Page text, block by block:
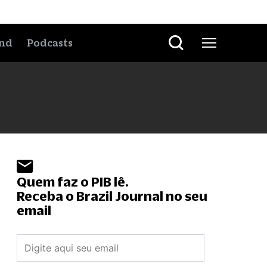
Podcasts
Quem faz o PIB lê.
Receba o Brazil Journal no seu
email